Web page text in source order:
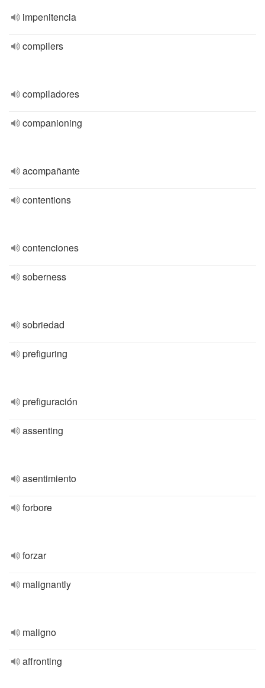
impenitencia
compilers
compiladores
companioning
acompañante
contentions
contenciones
soberness
sobriedad
prefiguring
prefiguración
assenting
asentimiento
forbore
forzar
malignantly
maligno
affronting